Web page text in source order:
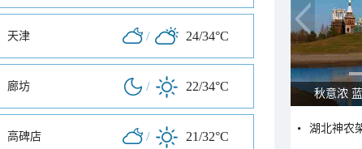
天津 / 24/34°C
廊坊 / 22/34°C
高碑店 / 21/32°C
秋意浓
湖北神农